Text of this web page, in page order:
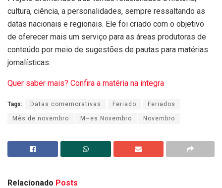
cultura, ciência, a personalidades, sempre ressaltando as
datas nacionais e regionais. Ele foi criado com o objetivo
de oferecer mais um serviço para as áreas produtoras de
conteúdo por meio de sugestões de pautas para matérias
jornalísticas.
Quer saber mais? Confira a matéria na integra
Tags: Datas comemorativas Feriado Feriados
Mês de novembro M~es Novembro Novembro
Relacionado Posts